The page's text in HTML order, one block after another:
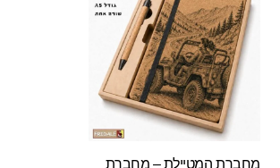
מחברת המטיילת – מחברת